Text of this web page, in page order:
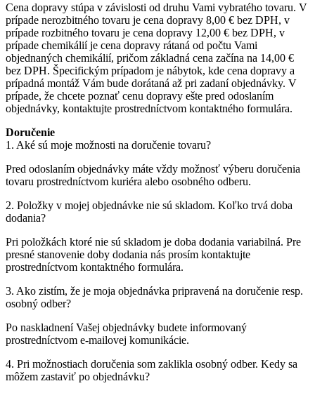
Cena dopravy stúpa v závislosti od druhu Vami vybratého tovaru. V
prípade nerozbitného tovaru je cena dopravy 8,00 € bez DPH, v
prípade rozbitného tovaru je cena dopravy 12,00 € bez DPH, v
prípade chemikálií je cena dopravy rátaná od počtu Vami
objednaných chemikálií, pričom základná cena začína na 14,00 €
bez DPH. Špecifickým prípadom je nábytok, kde cena dopravy a
prípadná montáž Vám bude dorátaná až pri zadaní objednávky. V
prípade, že chcete poznať cenu dopravy ešte pred odoslaním
objednávky, kontaktujte prostredníctvom kontaktného formulára.
Doručenie
1. Aké sú moje možnosti na doručenie tovaru?
Pred odoslaním objednávky máte vždy možnosť výberu doručenia
tovaru prostredníctvom kuriéra alebo osobného odberu.
2. Položky v mojej objednávke nie sú skladom. Koľko trvá doba
dodania?
Pri položkách ktoré nie sú skladom je doba dodania variabilná. Pre
presné stanovenie doby dodania nás prosím kontaktujte
prostredníctvom kontaktného formulára.
3. Ako zistím, že je moja objednávka pripravená na doručenie resp.
osobný odber?
Po naskladnení Vašej objednávky budete informovaný
prostredníctvom e-mailovej komunikácie.
4. Pri možnostiach doručenia som zaklikla osobný odber. Kedy sa
môžem zastaviť po objednávku?